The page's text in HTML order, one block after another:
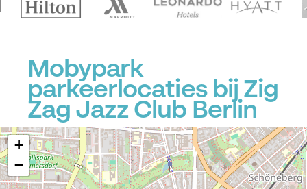
Mobypark
parkeerlocaties bij Zig
Zag Jazz Club Berlin
+
−